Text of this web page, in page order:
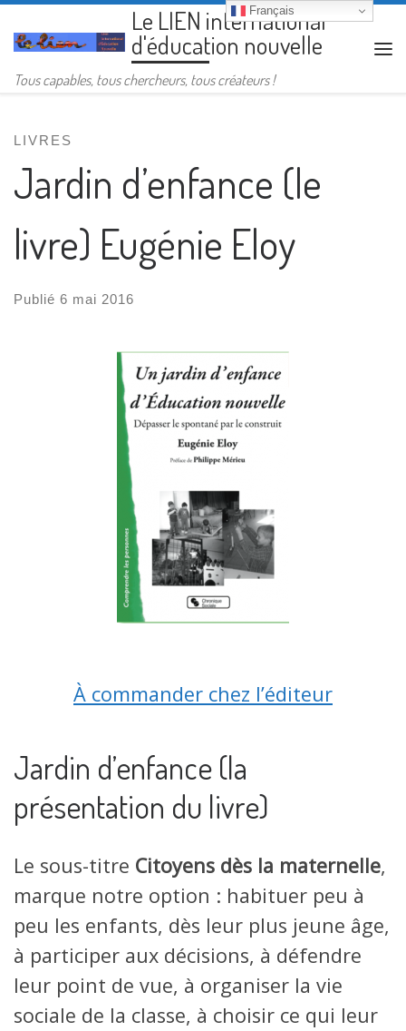
Passer au contenuLe LIEN international
d'éducation nouvelle
Tous capables, tous chercheurs, tous créateurs !
LIVRES
Jardin d’enfance (le
livre) Eugénie Eloy
Publié 6 mai 2016
À commander chez l’éditeur
Jardin d’enfance (la
présentation du livre)
Le sous-titre Citoyens dès la maternelle,
marque notre option : habituer peu à
peu les enfants, dès leur plus jeune âge,
à participer aux décisions, à défendre
leur point de vue, à organiser la vie
sociale de la classe, à choisir ce qui leur
Français